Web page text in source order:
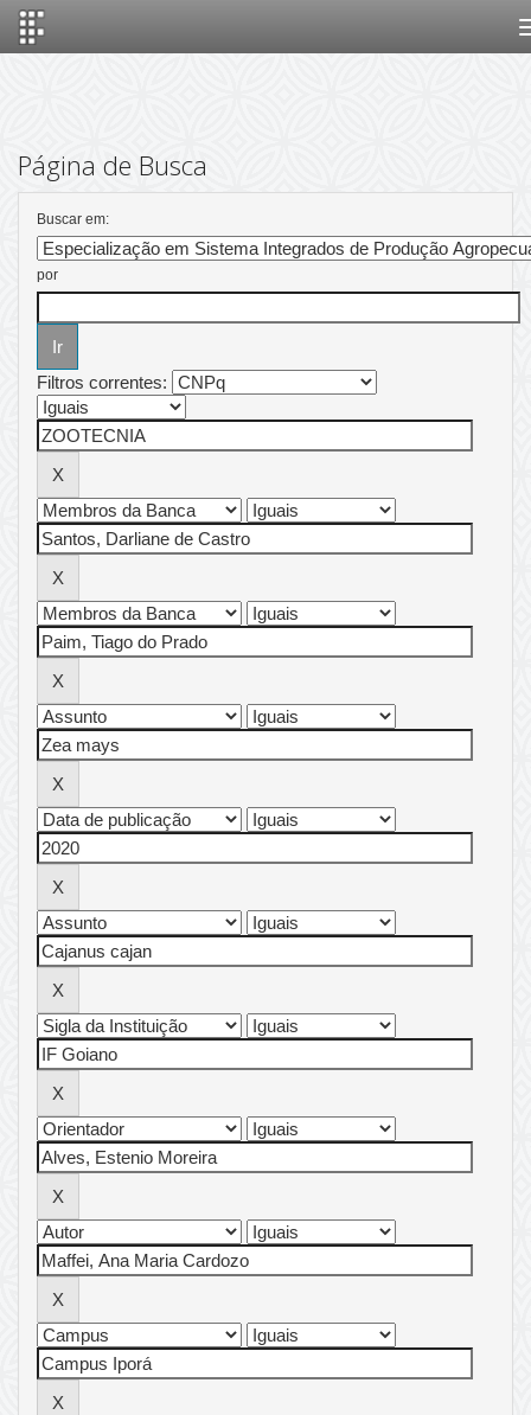
Página de Busca
Buscar em:
por
Filtros correntes: